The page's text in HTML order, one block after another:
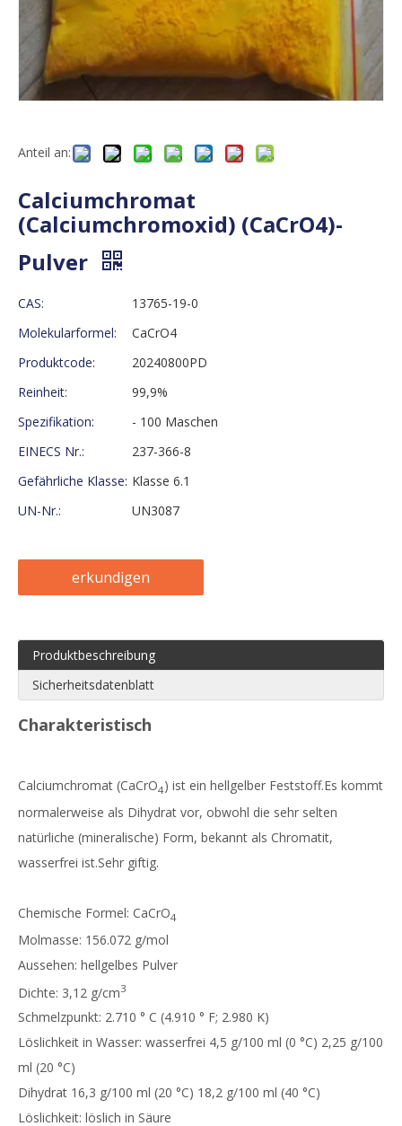
Anteil an:
Calciumchromat
(Calciumchromoxid) (CaCrO4)-
Pulver
CAS:
13765-19-0
Molekularformel:
CaCrO4
Produktcode:
20240800PD
Reinheit:
99,9%
Spezifikation:
- 100 Maschen
EINECS Nr.:
237-366-8
Gefährliche Klasse: Klasse 6.1
UN-Nr.:
UN3087
erkundigen
Produktbeschreibung
Sicherheitsdatenblatt
Charakteristisch
Calciumchromat (CaCrO4) ist ein hellgelber Feststoff.Es kommt
normalerweise als Dihydrat vor, obwohl die sehr selten
natürliche (mineralische) Form, bekannt als Chromatit,
wasserfrei ist.Sehr giftig.
Chemische Formel: CaCrO4
Molmasse: 156.072 g/mol
Aussehen: hellgelbes Pulver
Dichte: 3,12 g/cm3
Schmelzpunkt: 2.710 ° C (4.910 ° F; 2.980 K)
Löslichkeit in Wasser: wasserfrei 4,5 g/100 ml (0 °C) 2,25 g/100
ml (20 °C)
Dihydrat 16,3 g/100 ml (20 °C) 18,2 g/100 ml (40 °C)
Löslichkeit: löslich in Säure